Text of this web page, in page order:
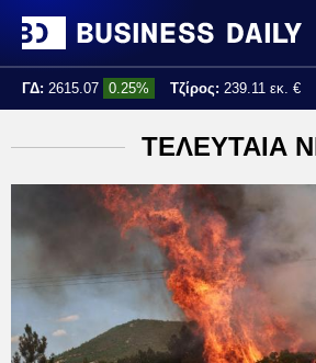
ΓΔ: 2615.07 0.25% Τζίρος: 239.11 εκ. €
ΤΕΛΕΥΤΑΙΑ